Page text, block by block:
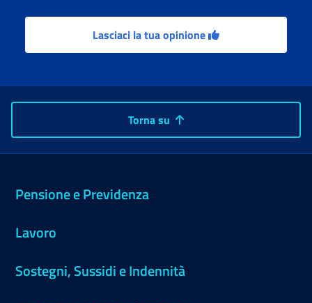
Lasciaci la tua opinione
Torna su
Pensione e Previdenza
Lavoro
Sostegni, Sussidi e Indennità